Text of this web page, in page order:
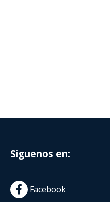
Siguenos en:
Facebook